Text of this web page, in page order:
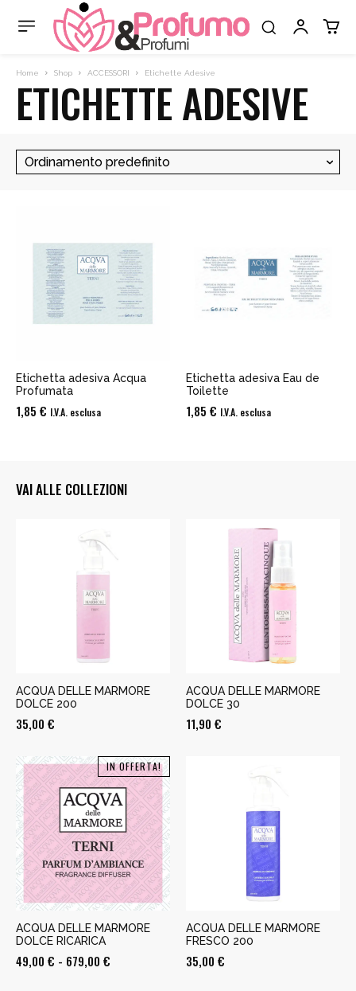
Home Shop ACCESSORI Etichette Adesive
ETICHETTE ADESIVE
Etichetta adesiva Acqua
Profumata
1,85 € I.V.A. esclusa
Etichetta adesiva Eau de
Toilette
1,85 € I.V.A. esclusa
VAI ALLE COLLEZIONI
ACQUA DELLE MARMORE
DOLCE 200
35,00 €
ACQUA DELLE MARMORE
DOLCE 30
11,90 €
IN OFFERTA!
ACQUA DELLE MARMORE
DOLCE RICARICA
49,00 € - 679,00 €
ACQUA DELLE MARMORE
FRESCO 200
35,00 €